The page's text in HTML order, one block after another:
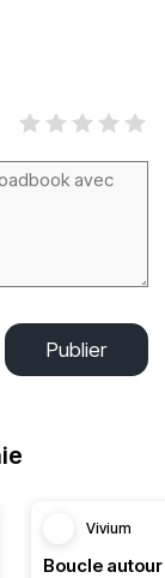
Publier
Vivium